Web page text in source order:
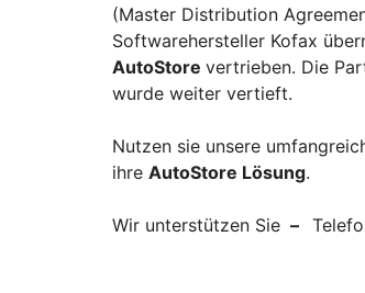
(Master Distribution
Softwarehersteller Kofax
AutoStore vertrieben. Die
wurde weiter vertieft.
Nutzen sie unsere
ihre AutoStore Lösung.
Wir unterstützen Sie –